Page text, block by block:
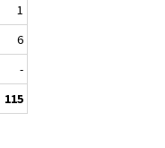
1
6
-
115